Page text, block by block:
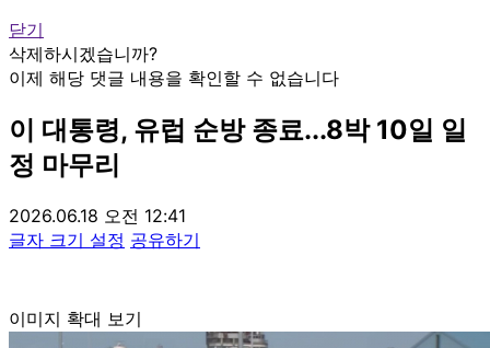
닫기
삭제하시겠습니까?
이제 해당 댓글 내용을 확인할 수 없습니다
이 대통령, 유럽 순방 종료...8박 10일 일
정 마무리
2026.06.18 오전 12:41
글자 크기 설정 공유하기
이미지 확대 보기